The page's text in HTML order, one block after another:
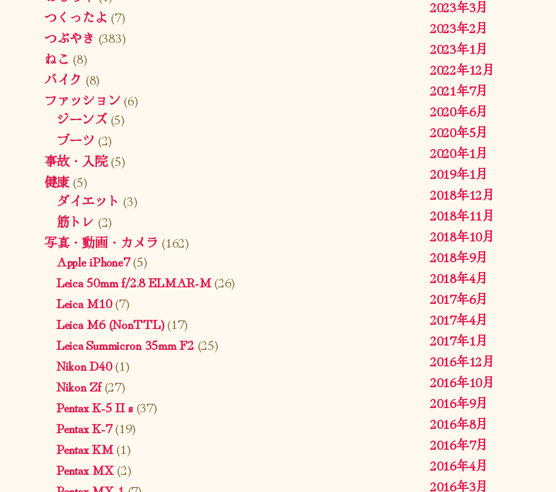
つくったよ (7)
つぶやき (383)
ねこ (8)
バイク (8)
ファッション (6)
ジーンズ(5)
ブーツ (2)
事故・入院(5)
健康 (5)
ダイエット (3)
筋トレ (2)
写真・動画・カメラ (162)
Apple iPhone7(5)
Leica 50mm f/2.8 ELMAR-M(26)
Leica M10(7)
Leica M6 (NonTTL)(17)
Leica Summicron 35mm F2 (25)
Nikon D40(1)
Nikon Zf(27)
Pentax K-5 II s(37)
Pentax K-7(19)
Pentax KM(1)
Pentax MX(2)
2023年3月
2023年2月
2023年1月
2022年12月
2021年7月
2020年6月
2020年5月
2020年1月
2019年1月
2018年12月
2018年11月
2018年10月
2018年9月
2018年4月
2017年6月
2017年4月
2017年1月
2016年12月
2016年10月
2016年9月
2016年8月
2016年7月
2016年4月
2016年3月